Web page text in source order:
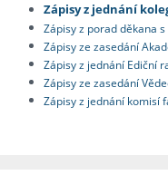
Zápisy z jednání
Zápisy z porad děkana
Zápisy ze zasedání
Zápisy z jednání Ediční
Zápisy ze zasedání
Zápisy z jednání komisí